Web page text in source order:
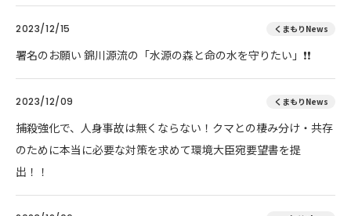
2023/12/15 くまもりNews
署名のお願い 錦川源流の「水源の森と命の水を守りたい」❗❗
2023/12/09 くまもりNews
捕殺強化で、人身事故は無くならない！クマとの棲み分け・共存
のために本当に必要な対策を求めて環境大臣宛要望書を提
出！！